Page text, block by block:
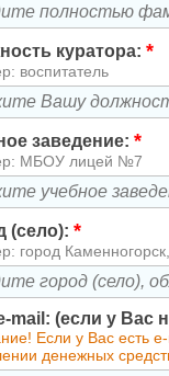
куратора: *
воспитатель
заведение: *
МБОУ лицей №7
(село): *
город
mail: (если у Вас
Если у Вас есть
денежных